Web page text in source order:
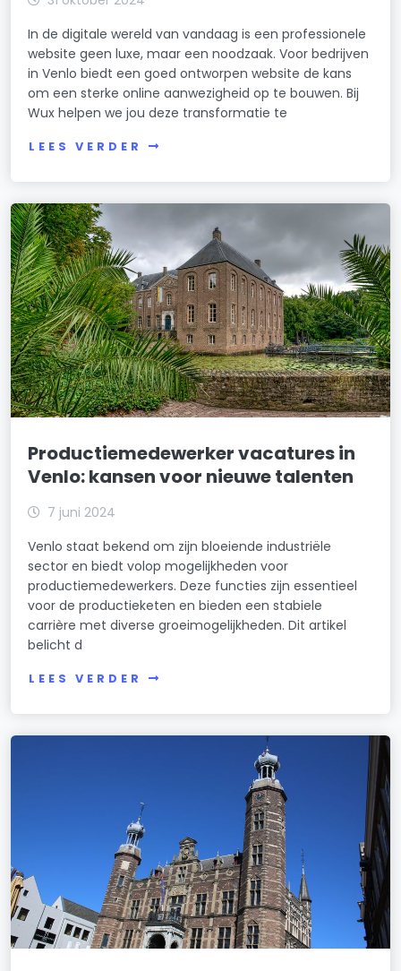
In de digitale wereld van vandaag is een professionele
website geen luxe, maar een noodzaak. Voor bedrijven
in Venlo biedt een goed ontworpen website de kans
om een sterke online aanwezigheid op te bouwen. Bij
Wux helpen we jou deze transformatie te
LEES VERDER
Productiemedewerker vacatures in
Venlo: kansen voor nieuwe talenten
7 juni 2024
Venlo staat bekend om zijn bloeiende industriële
sector en biedt volop mogelijkheden voor
productiemedewerkers. Deze functies zijn essentieel
voor de productieketen en bieden een stabiele
carrière met diverse groeimogelijkheden. Dit artikel
belicht d
LEES VERDER